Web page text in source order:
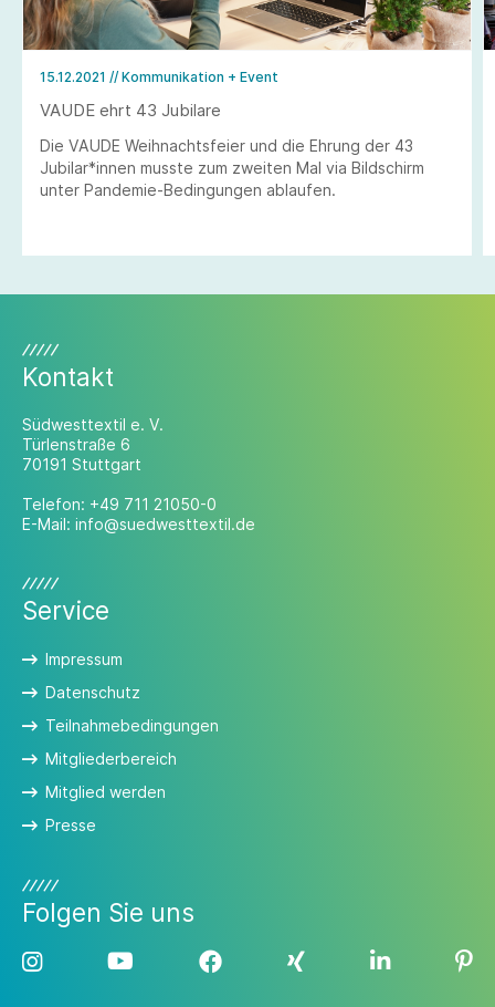
15.12.2021 // Kommunikation + Event
VAUDE ehrt 43 Jubilare
Die VAUDE Weihnachtsfeier und die Ehrung der 43
Jubilar*innen musste zum zweiten Mal via Bildschirm
unter Pandemie-Bedingungen ablaufen.
Kontakt
Südwesttextil e. V.
Türlenstraße 6
70191 Stuttgart
Telefon: +49 711 21050-0
E-Mail: info@suedwesttextil.de
Service
Impressum
Datenschutz
Teilnahmebedingungen
Mitgliederbereich
Mitglied werden
Presse
Folgen Sie uns